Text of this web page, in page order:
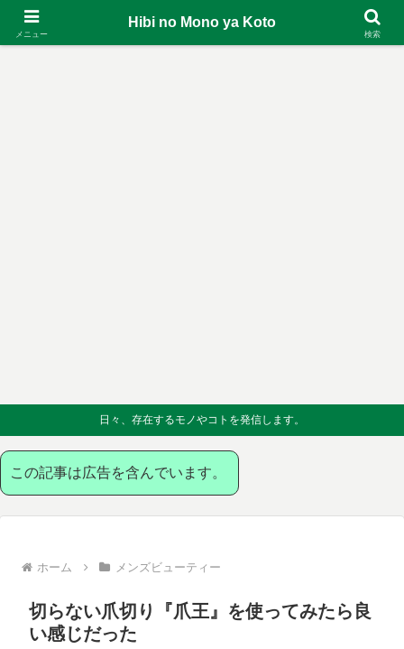
日々、存在するモノやコトを発信します。
この記事は広告を含んでいます。
ホーム メンズビューティー
切らない爪切り『爪王』を使ってみたら良
い感じだった
メニュー
Hibi no Mono ya Koto
検索